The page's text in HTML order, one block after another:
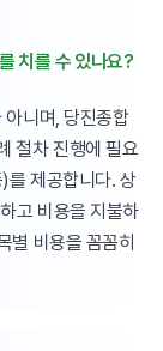
치를 수 있나요?
아니며, 당진종합
절차 진행에 필요
를 제공합니다. 상
고 비용을 지불하
별 비용을 꼼꼼히